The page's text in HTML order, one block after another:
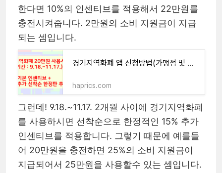
한다면 10%의 인센티브를 적용해서 22만원를
충전시켜줍니다. 2만원의 소비 지원금이 지급
되는 셈입니다.
경기지역화폐 앱 신청방법(가맹점 및 사용처)
haprics.com
그런데! 9.18.~11.17. 2개월 사이에 경기지역화폐
를 사용하시면 선착순으로 한정적인 15% 추가
인센티브를 적용합니다. 그렇기 때문에 예를들
어 20만원을 충전하면 25%의 소비 지원금이
지급되어서 25만원을 사용할수 있는 셈입니다.